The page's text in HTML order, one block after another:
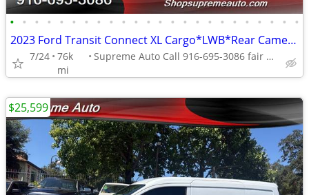
• • • • • • • • • • • • • • • • • • • • • • • •
2023 Ford Transit Connect XL Cargo*LWB*Rear Camera*Rear Door*
7/24 76k
mi
Supreme Auto Call 916-695-3086 fair oaks
$25,599